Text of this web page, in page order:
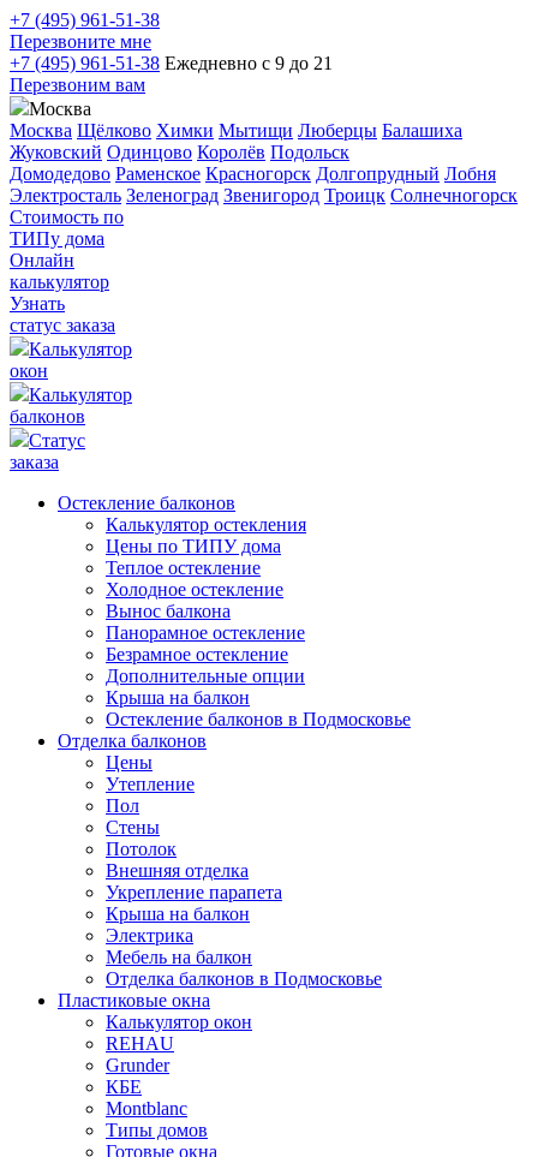
+7 (495) 961-51-38
Перезвоните мне
+7 (495) 961-51-38 Ежедневно с 9 до 21
Перезвоним вам
Москва
Москва Щёлково Химки Мытищи Люберцы Балашиха
Жуковский Одинцово Королёв Подольск
Домодедово Раменское Красногорск Долгопрудный Лобня
Электросталь Зеленоград Звенигород Троицк Солнечногорск
Стоимость по
ТИПу дома
Онлайн
калькулятор
Узнать
статус заказа
Калькулятор
окон
Калькулятор
балконов
Статус
заказа
Остекление балконов
Калькулятор остекления
Цены по ТИПУ дома
Теплое остекление
Холодное остекление
Вынос балкона
Панорамное остекление
Безрамное остекление
Дополнительные опции
Крыша на балкон
Остекление балконов в Подмосковье
Отделка балконов
Цены
Утепление
Пол
Стены
Потолок
Внешняя отделка
Укрепление парапета
Крыша на балкон
Электрика
Мебель на балкон
Отделка балконов в Подмосковье
Пластиковые окна
Калькулятор окон
REHAU
Grunder
КБЕ
Montblanc
Типы домов
Готовые окна